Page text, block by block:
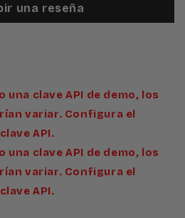
una reseña
una clave API de demo, los
variar. Configura el
API.
una clave API de demo, los
variar. Configura el
API.